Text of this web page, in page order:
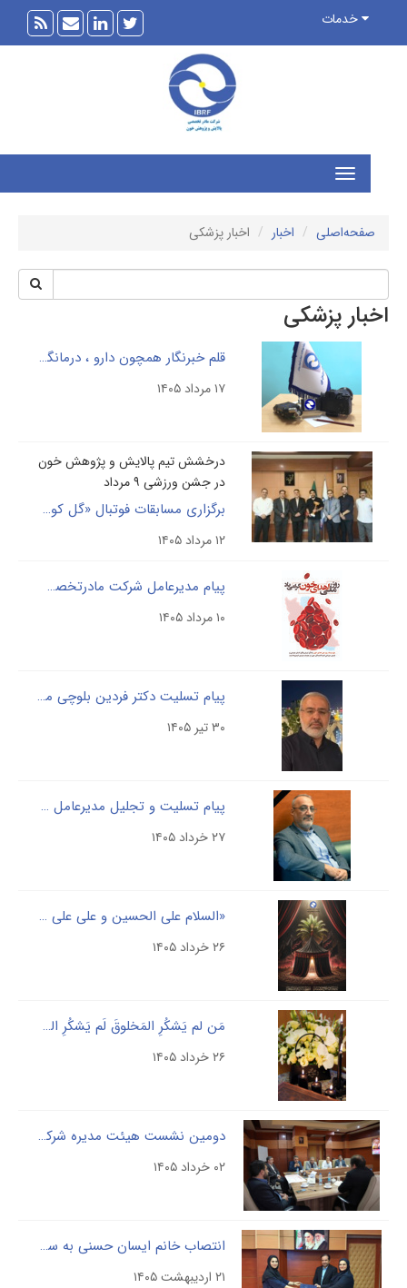
خدمات
اخبار اخبار پزشکی
پزشکی
قلم خبرنگار همچون دارو ، درمانگر فقر آگاهی و بی اطلاعی در جامعه
درخشش تیم پالایش و پژوهش خون
در جشن ورزشی ۹ مرداد
برگزاری مسابقات فوتبال «گل کوچیک» به مناسبت روز ۹مرداد سالروز تأسیس سازمان انتقال خون
۱۲ مرداد ۱۴۰۵
پیام مدیرعامل شرکت مادرتخصصی پالایش وپژوهش خون به مناسبت سالروز تاسیس سازمان انتقال خون
پیام تسلیت دکتر فردین بلوچی مدیرعامل شرکت مادرتخصصی پالایش وپژوهش خون
پیام تسلیت و تجلیل مدیرعامل شرکت پالایش و پژوهش خون از خدمات مرحوم حاج مسلم مصیبی
«السلام علی الحسین و علی علی بن الحسین و علی اولاد الحسین و علی اصحاب الحسین»
مَن لم یَشکُرِ المَخلوقَ لَم یَشکُرِ الخالِقَ
دومین نشست هیئت مدیره شرکت مادرتخصصی پالایش و پژوهش خون در سال جاری با هدف هم اندیشی برای تقویت زیرساخت های حقوقی و پارلمانی با حضور معاون وزیر بهداشت برگزار شد
۰۲ خرداد ۱۴۰۵
انتصاب خانم ایسان حسنی به سرپرستی اداره تضمین کیفیت شرکت پالایش و پژوهش خون
۲۱ اردیبهشت ۱۴۰۵